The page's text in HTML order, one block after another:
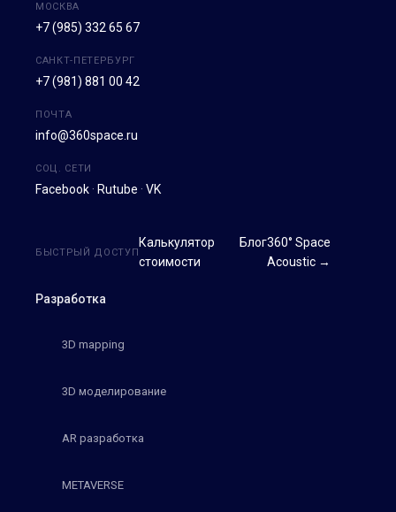
МОСКВА
+7 (985) 332 65 67
САНКТ-ПЕТЕРБУРГ
+7 (981) 881 00 42
ПОЧТА
info@360space.ru
СОЦ. СЕТИ
Facebook · Rutube · VK
Разработка
3D mapping
3D моделирование
AR разработка
METAVERSE
БЫСТРЫЙ ДОСТУП
Калькулятор
стоимости
Блог360° Space
Acoustic →